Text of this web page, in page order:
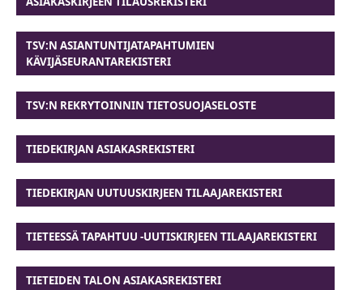
TSV:N ASIANTUNTIJATAPAHTUMIEN
KÄVIJÄSEURANTAREKISTERI
TSV:N REKRYTOINNIN TIETOSUOJASELOSTE
TIEDEKIRJAN ASIAKASREKISTERI
TIEDEKIRJAN UUTUUSKIRJEEN TILAAJAREKISTERI
TIETEESSÄ TAPAHTUU -UUTISKIRJEEN TILAAJAREKISTERI
TIETEIDEN TALON ASIAKASREKISTERI